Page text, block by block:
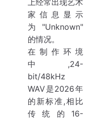
家信息显示
为"Unknown"
的情况。
在制作环境
中,24-
bit/48kHz
WAV是2026年
的新标准,相比
传统的16-